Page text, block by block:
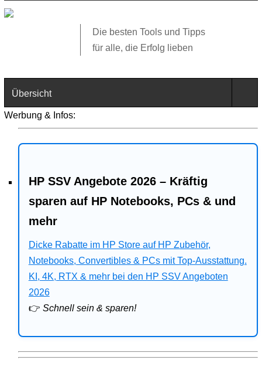
Die besten Tools und Tipps
für alle, die Erfolg lieben
Übersicht
Web
Business
Angebote
Bitdefender
Ratgeber
Werbung & Infos:
HP SSV Angebote 2026 – Kräftig
sparen auf HP Notebooks, PCs & und
mehr
Dicke Rabatte im HP Store auf HP Zubehör,
Notebooks, Convertibles & PCs mit Top-Ausstattung.
KI, 4K, RTX & mehr bei den HP SSV Angeboten
2026
👉 Schnell sein & sparen!